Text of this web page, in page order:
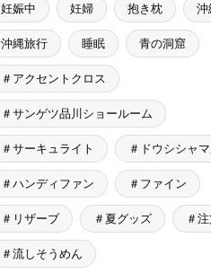
妊娠中 妊婦 抱き枕 沖
沖縄旅行 睡眠 青の洞窟
＃アクセントクロス
＃サンゲツ品川ショールーム
＃サーキュライト ＃ドウシシャ
＃ハンディファン ＃ファイン
＃リザーブ ＃夏グッズ ＃
＃流しそうめん